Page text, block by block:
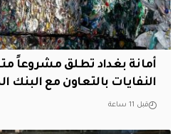
أمانة بغداد تطلق مشروعاً
النفايات بالتعاون مع البنك
قبل 11 ساعة